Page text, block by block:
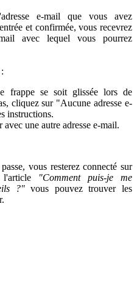
e-mail que vous avez
entrée et confirmée, vous recevrez
avec lequel vous pourrez
frappe se soit glissée lors de
cliquez sur "Aucune adresse e-
instructions.
avec une autre adresse e-mail.
vous resterez connecté sur
l'article
"Comment puis-je me
?"vous pouvez trouver les